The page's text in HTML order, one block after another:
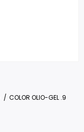
COLOR OLIO-GEL .9